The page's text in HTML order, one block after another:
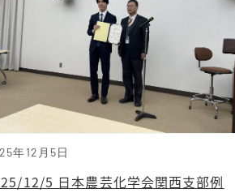
年12月5日
12/5 日本農芸化学会関西支部例